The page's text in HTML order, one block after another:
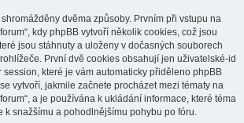
dvěma způsoby. Prvním při vstupu na
kdy phpBB vytvoří několik cookies, což jsou
jsou stáhnuty a uloženy v dočasných souborech
První dvě cookies obsahují jen uživatelské-id
které je vám automaticky přiděleno phpBB
vytvoří, jakmile začnete procházet mezi tématy na
forum“, a je používána k ukládání informace, které téma
k snažšímu a pohodlnějšímu pohybu po fóru.